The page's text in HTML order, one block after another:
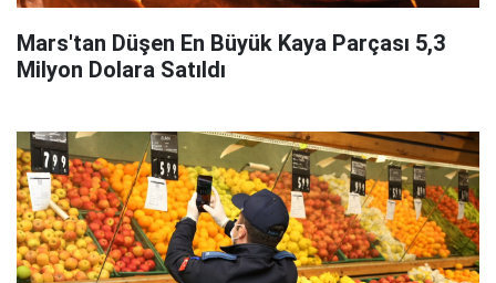
Mars'tan Düşen En Büyük Kaya Parçası 5,3
Milyon Dolara Satıldı